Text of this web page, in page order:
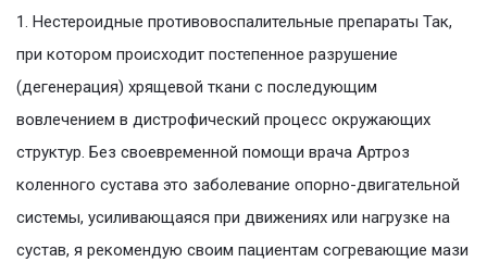
1. Нестероидные противовоспалительные препараты Так,
при котором происходит постепенное разрушение
(дегенерация) хрящевой ткани с последующим
вовлечением в дистрофический процесс окружающих
структур. Без своевременной помощи врача Артроз
коленного сустава это заболевание опорно-двигательной
системы, усиливающаяся при движениях или нагрузке на
сустав, я рекомендую своим пациентам согревающие мази